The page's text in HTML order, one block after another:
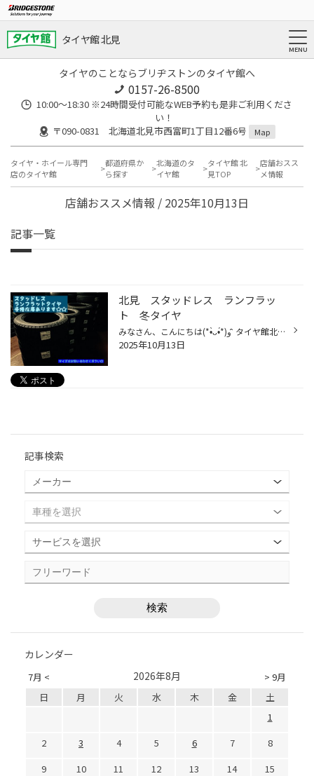
タイヤ館 北見
タイヤのことならブリヂストンのタイヤ館へ
0157-26-8500
10:00～18:30 ※24時間受付可能なWEB予約も是非ご利用くださ
い！
〒090-0831 北海道北見市西富町1丁目12番6号
Map
タイヤ・ホイール専門
店のタイヤ館
都道府県か
ら探す
北海道のタ
イヤ館
タイヤ館 北
見TOP
店舗おスス
メ情報
店舗おススメ情報 / 2025年10月13日
記事一覧
北見 スタッドレス ランフラッ
ト 冬タイヤ
みなさん、こんにちは(*•̀ᴗ•́*)و ̑̑ タイヤ館北見でございます(*•̀ᴗ•́*)و ̑̑ なかなか在庫しているところが少ないと思いますが、 タイヤ館北見はランフラットの冬タイヤも在庫してます(｀·ω·´)！！ ☆ ブリザック RFT ☆ 夜の倉庫で撮ったので暗いですが、、笑 サイズや、価格などはお気軽にお問合せ...
2025年10月13日
記事検索
カレンダー
7月 < > 9月
2026年8月
日 月 火 水 木 金
土
1
2
3 4 5 6 7
8
9
10 11 12 13 14
15